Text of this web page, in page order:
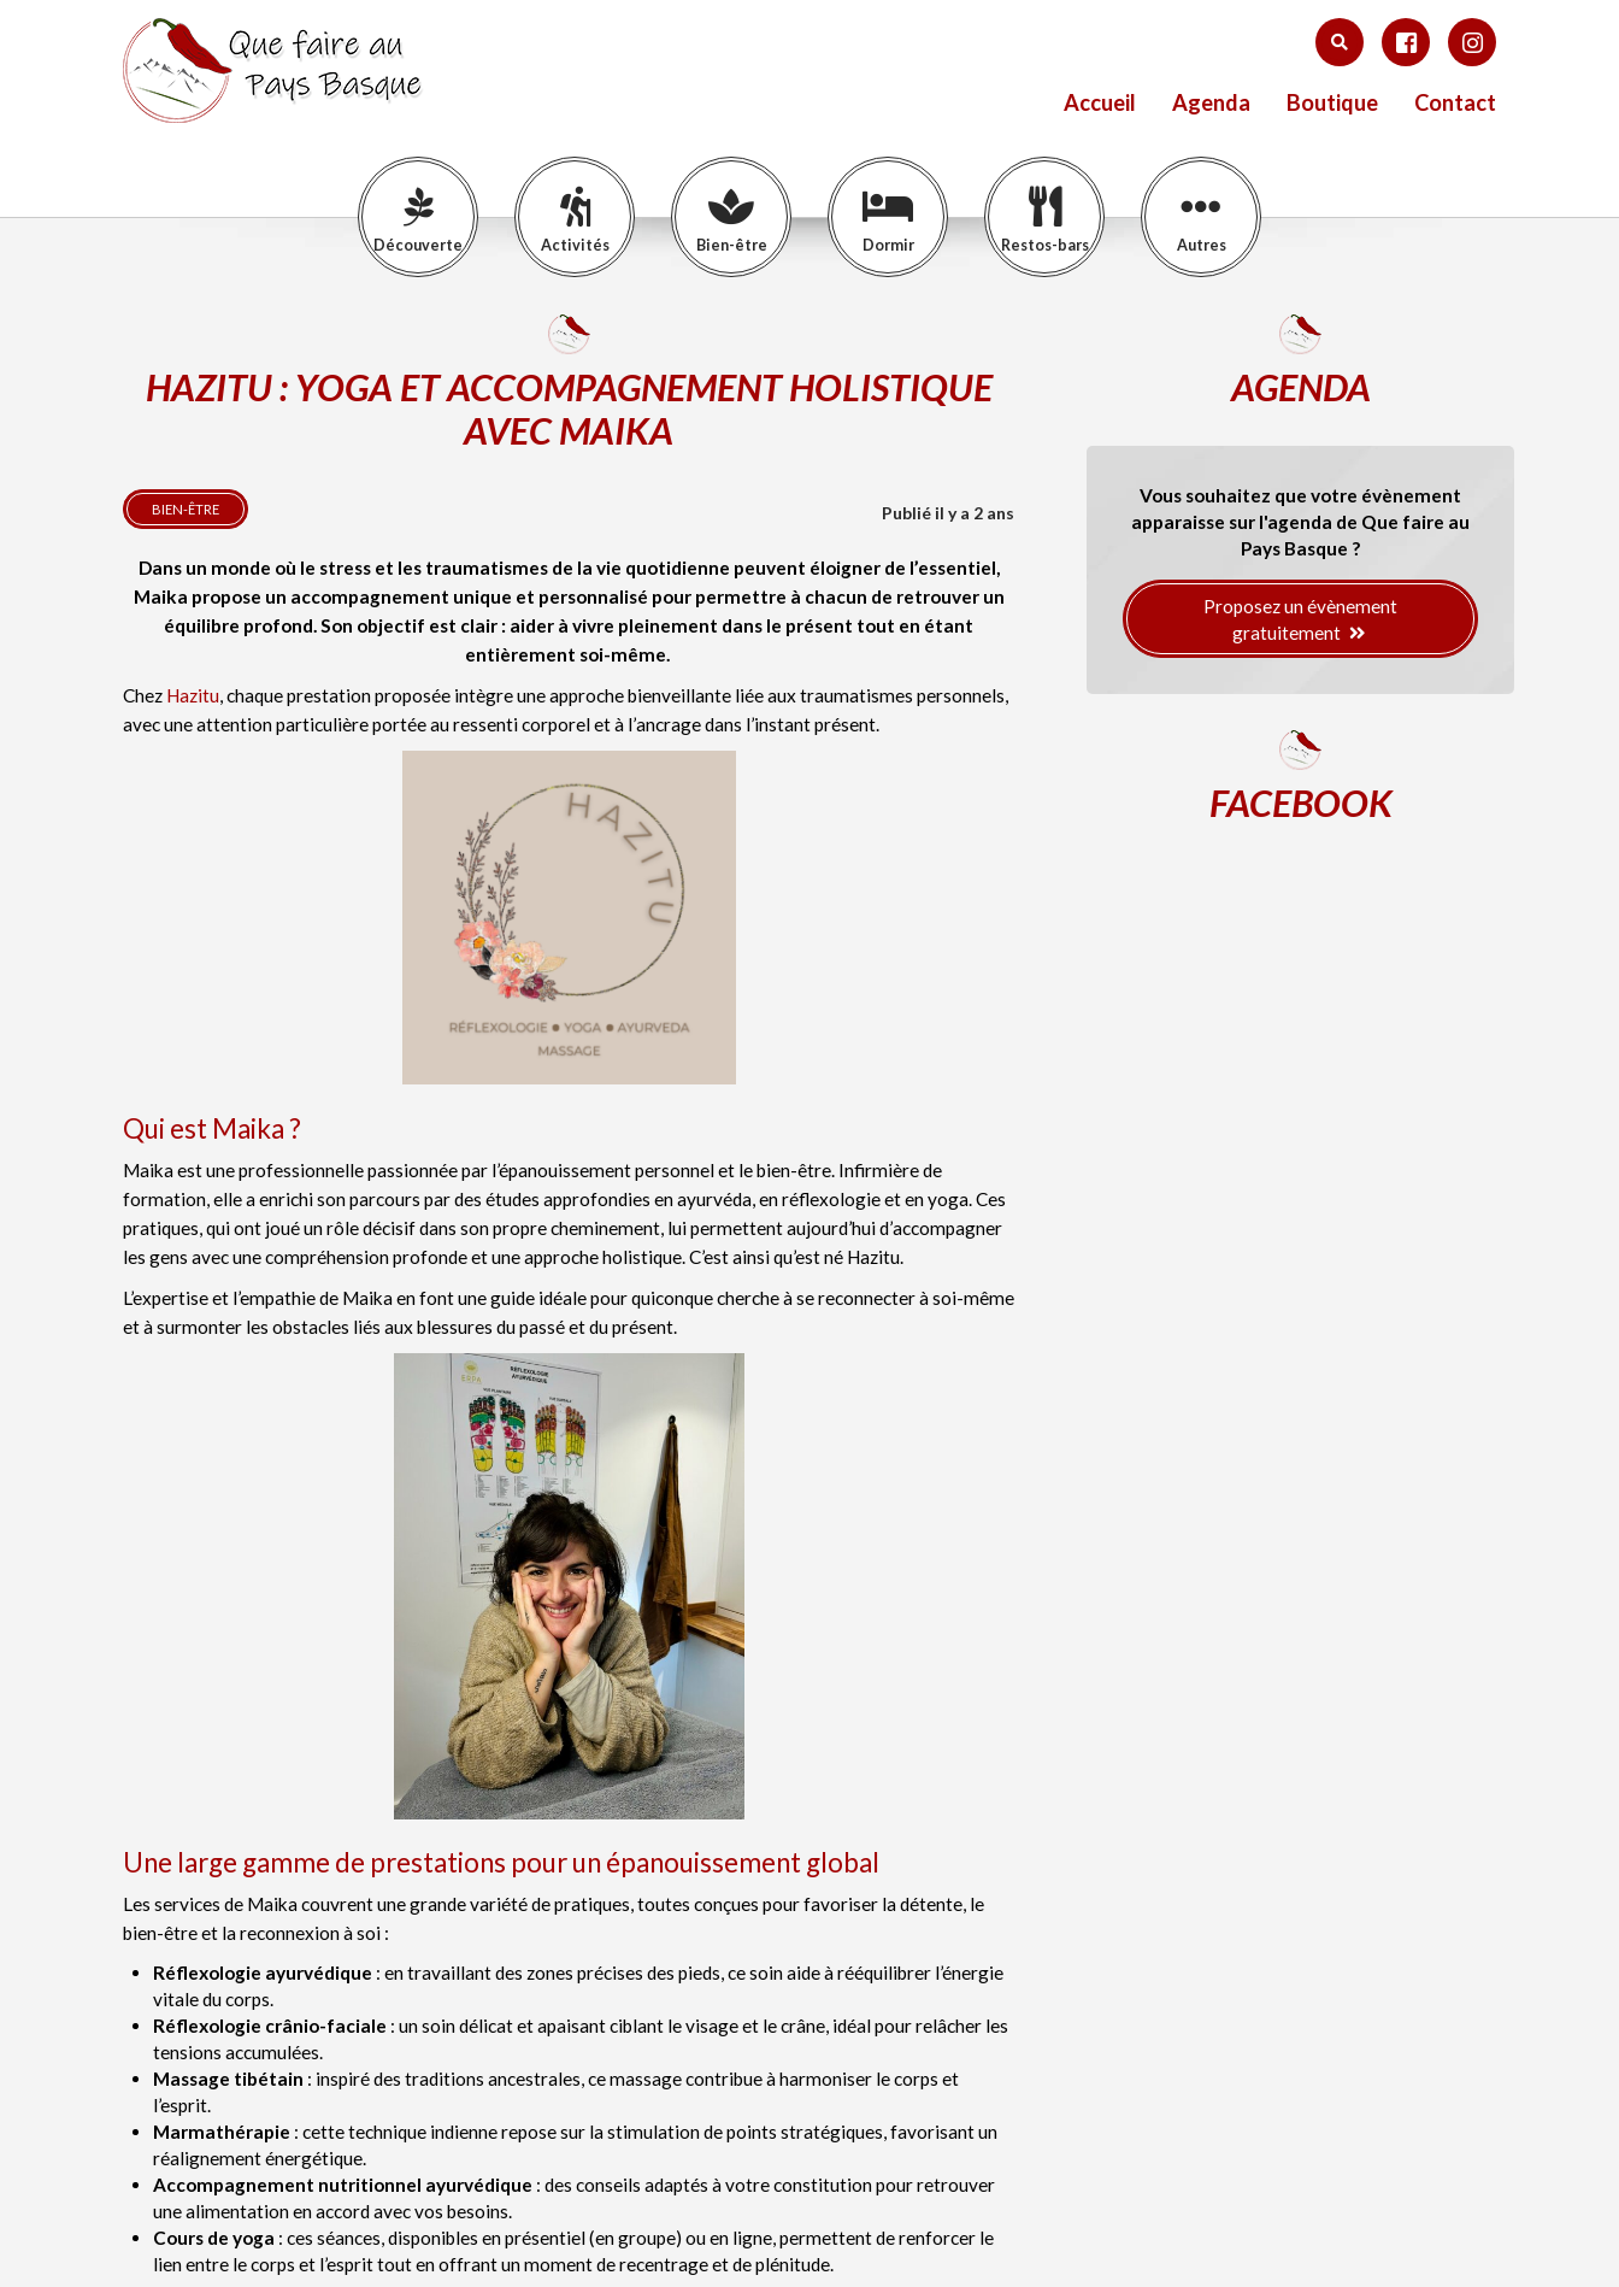
Accueil Agenda Boutique Contact
Découverte Activités Bien-être Dormir Restos-bars Autres
HAZITU : YOGA ET ACCOMPAGNEMENT HOLISTIQUE
AVEC MAIKA
BIEN-ÊTRE Publié il y a 2 ans
Dans un monde où le stress et les traumatismes de la vie quotidienne peuvent éloigner de l’essentiel,
Maika propose un accompagnement unique et personnalisé pour permettre à chacun de retrouver un
équilibre profond. Son objectif est clair : aider à vivre pleinement dans le présent tout en étant
entièrement soi-même.
Chez Hazitu, chaque prestation proposée intègre une approche bienveillante liée aux traumatismes personnels,
avec une attention particulière portée au ressenti corporel et à l’ancrage dans l’instant présent.
Qui est Maika ?
Maika est une professionnelle passionnée par l’épanouissement personnel et le bien-être. Infirmière de
formation, elle a enrichi son parcours par des études approfondies en ayurvéda, en réflexologie et en yoga. Ces
pratiques, qui ont joué un rôle décisif dans son propre cheminement, lui permettent aujourd’hui d’accompagner
les gens avec une compréhension profonde et une approche holistique. C’est ainsi qu’est né Hazitu.
L’expertise et l’empathie de Maika en font une guide idéale pour quiconque cherche à se reconnecter à soi-même
et à surmonter les obstacles liés aux blessures du passé et du présent.
Une large gamme de prestations pour un épanouissement global
Les services de Maika couvrent une grande variété de pratiques, toutes conçues pour favoriser la détente, le
bien-être et la reconnexion à soi :
Réflexologie ayurvédique : en travaillant des zones précises des pieds, ce soin aide à rééquilibrer l’énergie
vitale du corps.
Réflexologie crânio-faciale : un soin délicat et apaisant ciblant le visage et le crâne, idéal pour relâcher les
tensions accumulées.
Massage tibétain : inspiré des traditions ancestrales, ce massage contribue à harmoniser le corps et
l’esprit.
Marmathérapie : cette technique indienne repose sur la stimulation de points stratégiques, favorisant un
réalignement énergétique.
Accompagnement nutritionnel ayurvédique : des conseils adaptés à votre constitution pour retrouver
une alimentation en accord avec vos besoins.
Cours de yoga : ces séances, disponibles en présentiel (en groupe) ou en ligne, permettent de renforcer le
lien entre le corps et l’esprit tout en offrant un moment de recentrage et de plénitude.
AGENDA
Vous souhaitez que votre évènement
apparaisse sur l'agenda de Que faire au
Pays Basque ?
Proposez un évènement
gratuitement
FACEBOOK